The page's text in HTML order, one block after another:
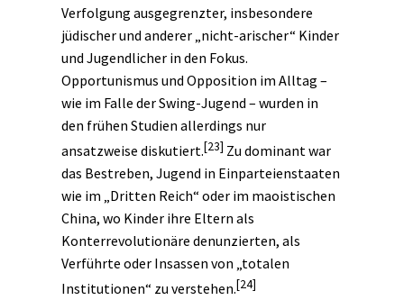
Verfolgung ausgegrenzter, insbesondere
jüdischer und anderer „nicht-arischer“ Kinder
und Jugendlicher in den Fokus.
Opportunismus und Opposition im Alltag –
wie im Falle der Swing-Jugend – wurden in
den frühen Studien allerdings nur
ansatzweise diskutiert.[23] Zu dominant war
das Bestreben, Jugend in Einparteienstaaten
wie im „Dritten Reich“ oder im maoistischen
China, wo Kinder ihre Eltern als
Konterrevolutionäre denunzierten, als
Verführte oder Insassen von „totalen
Institutionen“ zu verstehen.[24]